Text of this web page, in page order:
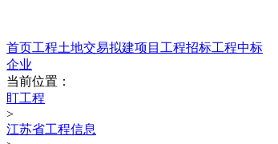
首页工程土地交易拟建项目 工程招标工程中标
企业
当前位置：
盯工程
>
江苏省工程信息